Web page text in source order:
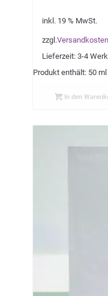
inkl. 19 % MwSt.
zzgl.Versandkosten
Lieferzeit: 3-4
Produkt enthält: 50 ml
In den